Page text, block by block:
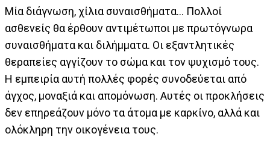
Μία διάγνωση, χίλια συναισθήματα… Πολλοί
ασθενείς θα έρθουν αντιμέτωποι με πρωτόγνωρα
συναισθήματα και διλήμματα. Οι εξαντλητικές
θεραπείες αγγίζουν το σώμα και τον ψυχισμό τους.
Η εμπειρία αυτή πολλές φορές συνοδεύεται από
άγχος, μοναξιά και απομόνωση. Αυτές οι προκλήσεις
δεν επηρεάζουν μόνο τα άτομα με καρκίνο, αλλά και
ολόκληρη την οικογένεια τους.